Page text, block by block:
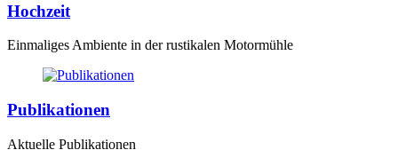
Hochzeit
Einmaliges Ambiente in der rustikalen Motormühle
Publikationen
Aktuelle Publikationen